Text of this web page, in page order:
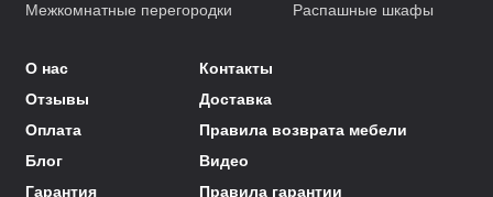
Межкомнатные перегородки
Распашные шкафы
О нас
Контакты
Отзывы
Доставка
Оплата
Правила возврата мебели
Блог
Видео
Гарантия
Правила гарантии